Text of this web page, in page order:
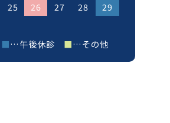
25 26 27 28
29
■…午後休診 ■…その他